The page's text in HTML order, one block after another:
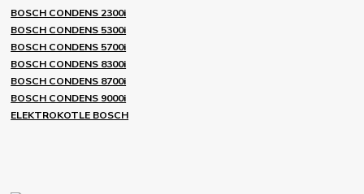
BOSCH CONDENS 2300i
BOSCH CONDENS 5300i
BOSCH CONDENS 5700i
BOSCH CONDENS 8300i
BOSCH CONDENS 8700i
BOSCH CONDENS 9000i
ELEKTROKOTLE BOSCH